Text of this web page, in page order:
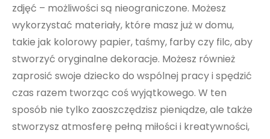
zdjęć – możliwości są nieograniczone. Możesz
wykorzystać materiały, które masz już w domu,
takie jak kolorowy papier, taśmy, farby czy filc, aby
stworzyć oryginalne dekoracje. Możesz również
zaprosić swoje dziecko do wspólnej pracy i spędzić
czas razem tworząc coś wyjątkowego. W ten
sposób nie tylko zaoszczędzisz pieniądze, ale także
stworzysz atmosferę pełną miłości i kreatywności,